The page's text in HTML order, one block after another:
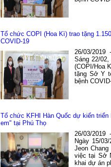
Tổ chức COPI (Hoa Kì) trao tặng
COVID-19
26/03/2019
Sáng 22/
(COPI/Hoa
tặng Sở Y
bệnh
Tổ chức KFHI Hàn Quốc dự kiến
em" tại Phú Thọ
26/03/2019
Ngày 15/
Jeon
việc tại Sở
khai dự án